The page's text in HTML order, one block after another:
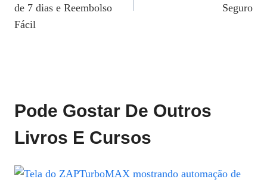
Post
de 7 dias e Reembolso
Fácil
Seguro
Pode Gostar De Outros
Livros E Cursos